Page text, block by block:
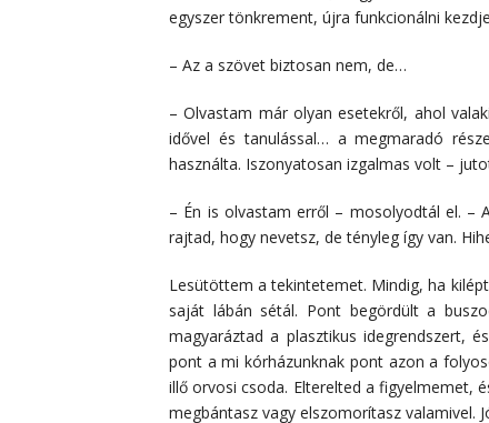
egyszer tönkrement, újra funkcionálni
– Az a szövet biztosan nem, de…
– Olvastam már olyan esetekről, ahol
idővel és tanulással… a megmaradó
használta. Iszonyatosan izgalmas volt –
– Én is olvastam erről – mosolyodtál el. –
rajtad, hogy nevetsz, de tényleg így van.
Lesütöttem a tekintetemet. Mindig, ha
saját lábán sétál. Pont begördült a
magyaráztad a plasztikus idegrendszert,
pont a mi kórházunknak pont azon a
illő orvosi csoda. Elterelted a figyelmemet,
megbántasz vagy elszomorítasz valamivel.